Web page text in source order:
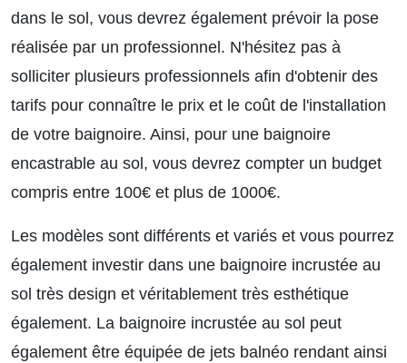
dans le sol, vous devrez également prévoir la pose
réalisée par un professionnel. N'hésitez pas à
solliciter plusieurs professionnels afin d'obtenir des
tarifs pour connaître le prix et le coût de l'installation
de votre baignoire. Ainsi, pour une baignoire
encastrable au sol, vous devrez compter un budget
compris entre 100€ et plus de 1000€.
Les modèles sont différents et variés et vous pourrez
également investir dans une baignoire incrustée au
sol très design et véritablement très esthétique
également. La baignoire incrustée au sol peut
également être équipée de jets balnéo rendant ainsi